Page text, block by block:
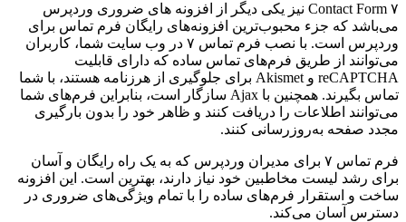
Contact Form ۷ نیز یکی دیگر از افزونه های ضروری وردپرس
می‌باشد که جزء محبوب‌ترین افزونه‌های رایگان فرم تماس برای
وردپرس است. با نصب فرم تماس ۷ در وب سایت شما، کاربران
می‌توانند از طریق فرم‌های تماس ساده که دارای قابلیت
reCAPTCHA و Akismet برای جلوگیری از هرزنامه هستند، با شما
تماس بگیرند. همچنین با Ajax سازگار است، بنابراین فرم‌های شما
می‌توانند اطلاعات را دریافت کنند و ظاهر خود را بدون بارگیری
مجدد صفحه به‌روزرسانی کنند.
فرم تماس ۷ برای مدیران وردپرس که به یک راه رایگان و آسان
برای رشد لیست مخاطبین خود نیاز دارند، بهترین است. این افزونه
ساخت و استقرار فرم‌های ساده را با تمام ویژگی‌های ضروری در
دسترس آسان می‌کند.